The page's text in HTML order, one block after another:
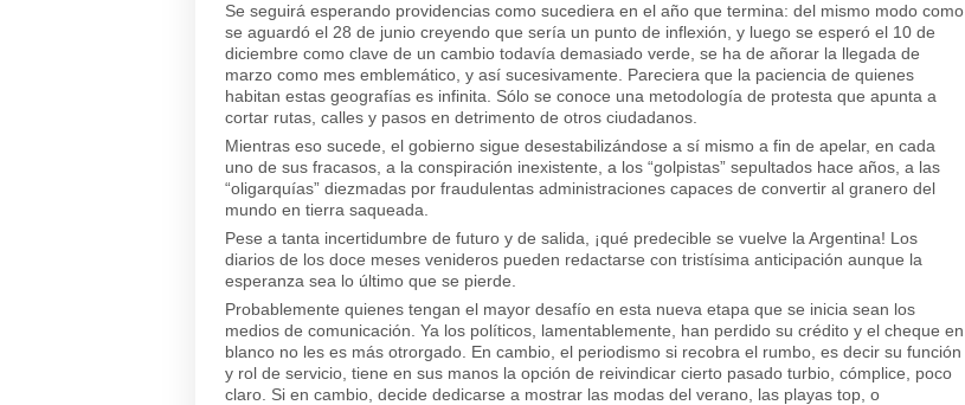
Se seguirá esperando providencias como sucediera en el año que termina: del mismo modo como
se aguardó el 28 de junio creyendo que sería un punto de inflexión, y luego se esperó el 10 de
diciembre como clave de un cambio todavía demasiado verde, se ha de añorar la llegada de
marzo como mes emblemático, y así sucesivamente. Pareciera que la paciencia de quienes
habitan estas geografías es infinita. Sólo se conoce una metodología de protesta que apunta a
cortar rutas, calles y pasos en detrimento de otros ciudadanos.
Mientras eso sucede, el gobierno sigue desestabilizándose a sí mismo a fin de apelar, en cada
uno de sus fracasos, a la conspiración inexistente, a los “golpistas” sepultados hace años, a las
“oligarquías” diezmadas por fraudulentas administraciones capaces de convertir al granero del
mundo en tierra saqueada.
Pese a tanta incertidumbre de futuro y de salida, ¡qué predecible se vuelve la Argentina! Los
diarios de los doce meses venideros pueden redactarse con tristísima anticipación aunque la
esperanza sea lo último que se pierde.
Probablemente quienes tengan el mayor desafío en esta nueva etapa que se inicia sean los
medios de comunicación. Ya los políticos, lamentablemente, han perdido su crédito y el cheque en
blanco no les es más otrorgado. En cambio, el periodismo si recobra el rumbo, es decir su función
y rol de servicio, tiene en sus manos la opción de reivindicar cierto pasado turbio, cómplice, poco
claro. Si en cambio, decide dedicarse a mostrar las modas del verano, las playas top, o